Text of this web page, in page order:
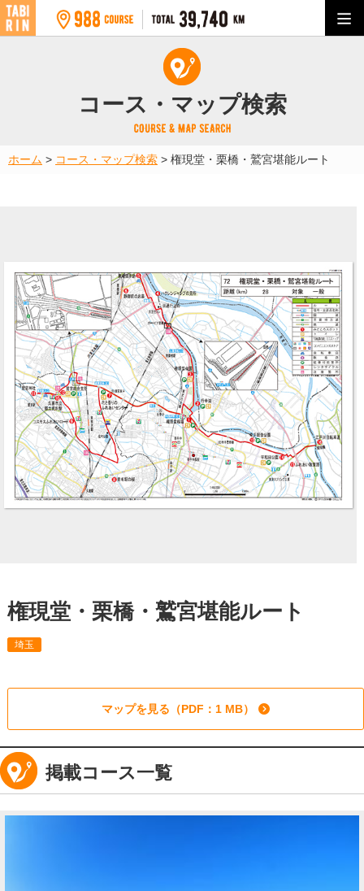
コース・マップ検索
ホーム > コース・マップ検索 > 権現堂・栗橋・鷲宮堪能ルート
権現堂・栗橋・鷲宮堪能ルート
埼玉
マップを見る（PDF：1 MB）
掲載コース一覧